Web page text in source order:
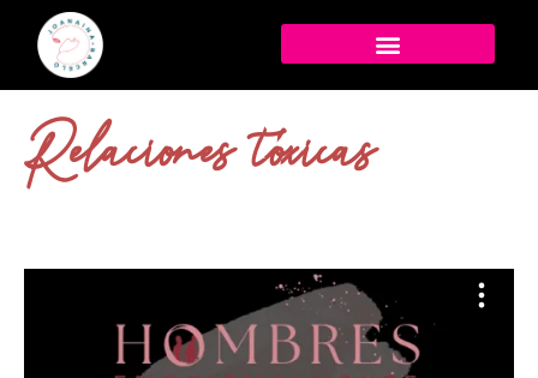
Relaciones tóxicas